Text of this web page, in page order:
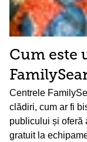
Cum este
Centrele
clădiri, cum ar fi
publicului și oferă
gratuit la